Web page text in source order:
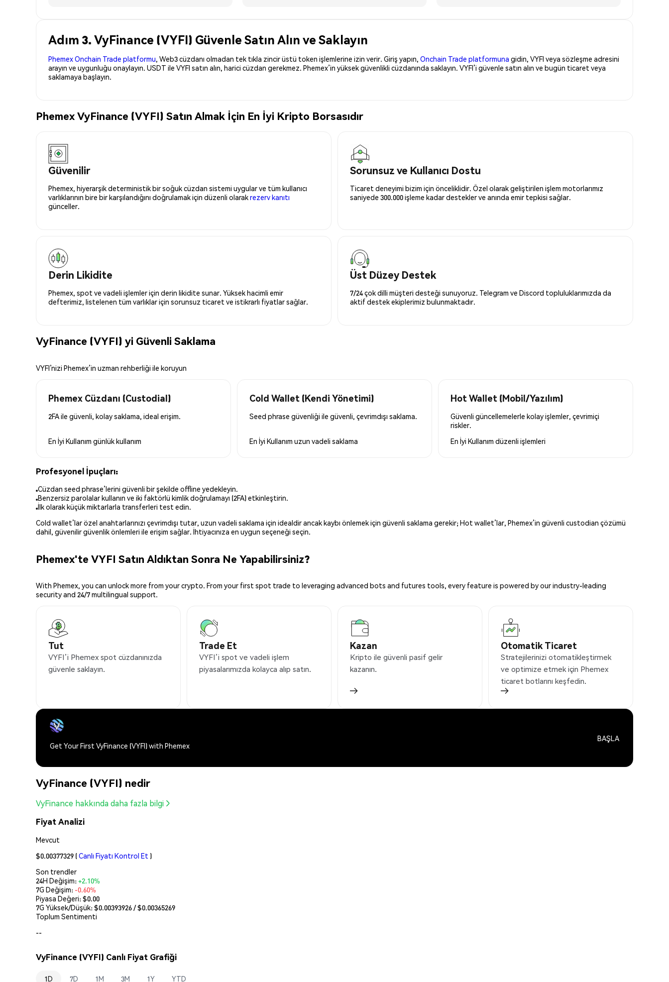
Adım 3. VyFinance (VYFI) Güvenle Satın Alın ve Saklayın
Phemex Onchain Trade platformu, Web3 cüzdanı olmadan tek tıkla zincir üstü token işlemlerine izin verir. Giriş yapın, Onchain Trade platformuna gidin, VYFI veya sözleşme adresini
arayın ve uygunluğu onaylayın. USDT ile VYFI satın alın, harici cüzdan gerekmez. Phemex’in yüksek güvenlikli cüzdanında saklayın. VYFI’i güvenle satın alın ve bugün ticaret veya
saklamaya başlayın.
Phemex VyFinance (VYFI) Satın Almak İçin En İyi Kripto Borsasıdır
Güvenilir
Phemex, hiyerarşik deterministik bir soğuk cüzdan sistemi uygular ve tüm kullanıcı
varlıklarının bire bir karşılandığını doğrulamak için düzenli olarakrezerv kanıtı
günceller.
Sorunsuz ve Kullanıcı Dostu
Ticaret deneyimi bizim için önceliklidir. Özel olarak geliştirilen işlem motorlarımız
saniyede 300.000 işleme kadar destekler ve anında emir tepkisi sağlar.
Derin Likidite
Phemex, spot ve vadeli işlemler için derin likidite sunar. Yüksek hacimli emir
defterimiz, listelenen tüm varlıklar için sorunsuz ticaret ve istikrarlı fiyatlar sağlar.
Üst Düzey Destek
7/24 çok dilli müşteri desteği sunuyoruz. Telegram ve Discord topluluklarımızda da
aktif destek ekiplerimiz bulunmaktadır.
VyFinance (VYFI) yi Güvenli Saklama
VYFI’nizi Phemex’in uzman rehberliği ile koruyun
Phemex Cüzdanı (Custodial)
2FA ile güvenli, kolay saklama, ideal erişim.
En İyi Kullanım günlük kullanım
Cold Wallet (Kendi Yönetimi)
Seed phrase güvenliği ile güvenli, çevrimdışı saklama.
En İyi Kullanım uzun vadeli saklama
Hot Wallet (Mobil/Yazılım)
Güvenli güncellemelerle kolay işlemler, çevrimiçi
riskler.
En İyi Kullanım düzenli işlemleri
Profesyonel İpuçları:
Cüzdan seed phrase’lerini güvenli bir şekilde offline yedekleyin.
Benzersiz parolalar kullanın ve iki faktörlü kimlik doğrulamayı (2FA) etkinleştirin.
İlk olarak küçük miktarlarla transferleri test edin.
Cold wallet’lar özel anahtarlarınızı çevrimdışı tutar, uzun vadeli saklama için idealdir ancak kaybı önlemek için güvenli saklama gerekir; Hot wallet’lar, Phemex’in güvenli custodian çözümü
dahil, güvenilir güvenlik önlemleri ile erişim sağlar. İhtiyacınıza en uygun seçeneği seçin.
Phemex'te VYFI Satın Aldıktan Sonra Ne Yapabilirsiniz?
With Phemex, you can unlock more from your crypto. From your first spot trade to leveraging advanced bots and futures tools, every feature is powered by our industry-leading
security and 24/7 multilingual support.
Tut
VYFI’i Phemex spot cüzdanınızda
güvenle saklayın.
Trade Et
VYFI’i spot ve vadeli işlem
piyasalarımızda kolayca alıp satın.
Kazan
Kripto ile güvenli pasif gelir
kazanın.
Otomatik Ticaret
Stratejilerinizi otomatikleştirmek
ve optimize etmek için Phemex
ticaret botlarını keşfedin.
Get Your First VyFinance (VYFI) with Phemex
BAŞLA
VyFinance (VYFI) nedir
VyFinance hakkında daha fazla bilgi
Fiyat Analizi
Mevcut
$0.00377329 (Canlı Fiyatı Kontrol Et )
Son trendler
24H Değişim:+2.10%
7G Değişim: -0.60%
Piyasa Değeri:$0.00
7G Yüksek/Düşük: $0.00393926/ $0.00365269
Toplum Sentimenti
--
VyFinance (VYFI) Canlı Fiyat Grafiği
1D 7D 1M 3M 1Y YTD